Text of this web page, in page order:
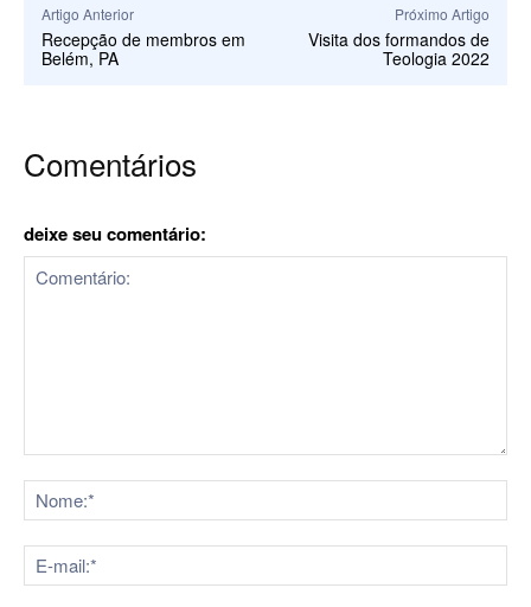
Artigo Anterior
Recepção de membros em
Belém, PA
Próximo Artigo
Visita dos formandos de
Teologia 2022
Comentários
deixe seu comentário: